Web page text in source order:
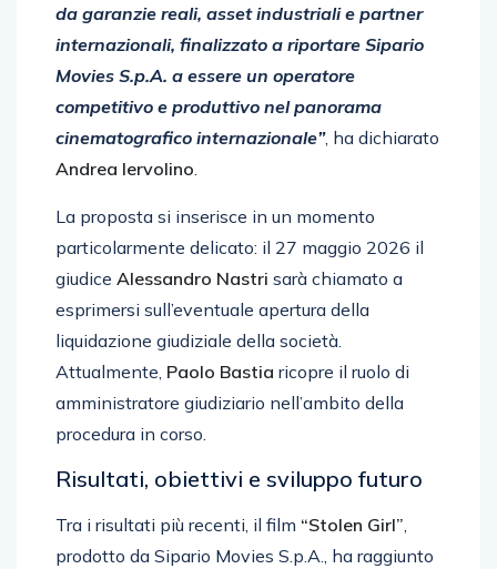
da garanzie reali, asset industriali e partner
internazionali, finalizzato a riportare Sipario
Movies S.p.A. a essere un operatore
competitivo e produttivo nel panorama
cinematografico internazionale”, ha dichiarato
Andrea Iervolino.
La proposta si inserisce in un momento
particolarmente delicato: il 27 maggio 2026 il
giudice Alessandro Nastri sarà chiamato a
esprimersi sull’eventuale apertura della
liquidazione giudiziale della società.
Attualmente, Paolo Bastia ricopre il ruolo di
amministratore giudiziario nell’ambito della
procedura in corso.
Risultati, obiettivi e sviluppo futuro
Tra i risultati più recenti, il film “Stolen Girl”,
prodotto da Sipario Movies S.p.A., ha raggiunto